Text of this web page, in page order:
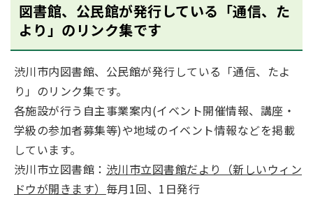
図書館、公民館が発行している「通信、た
より」のリンク集です
渋川市内図書館、公民館が発行している「通信、たよ
り」のリンク集です。
各施設が行う自主事業案内(イベント開催情報、講座・
学級の参加者募集等)や地域のイベント情報などを掲載
しています。
渋川市立図書館： 渋川市立図書館だより（新しいウィン
ドウが開きます） 毎月1回、1日発行